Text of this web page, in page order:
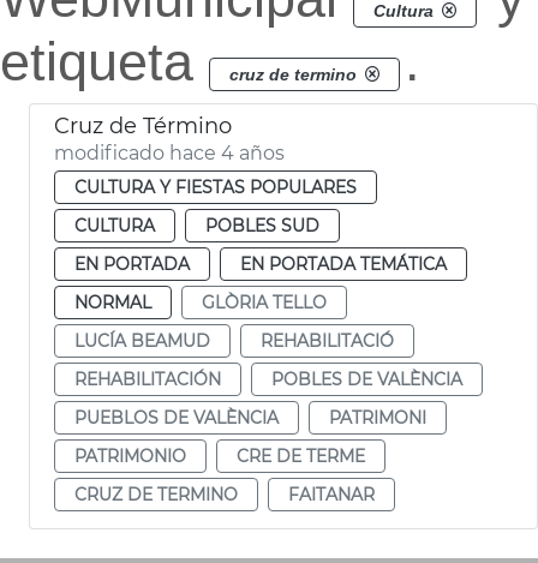
Cultura
etiqueta
cruz de termino .
Cruz de Término
modificado hace 4 años
CULTURA Y FIESTAS POPULARES
CULTURA
POBLES SUD
EN PORTADA
EN PORTADA TEMÁTICA
NORMAL
GLÒRIA TELLO
LUCÍA BEAMUD
REHABILITACIÓ
REHABILITACIÓN
POBLES DE VALÈNCIA
PUEBLOS DE VALÈNCIA
PATRIMONI
PATRIMONIO
CRE DE TERME
CRUZ DE TERMINO
FAITANAR